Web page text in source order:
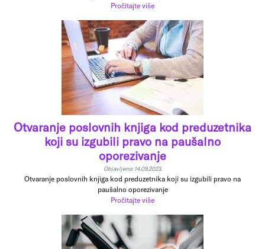
Pročitajte više
Otvaranje poslovnih knjiga kod preduzetnika
koji su izgubili pravo na paušalno
oporezivanje
Objavljeno: 14.09.2023.
Otvaranje poslovnih knjiga kod preduzetnika koji su izgubili pravo na
paušalno oporezivanje
Pročitajte više